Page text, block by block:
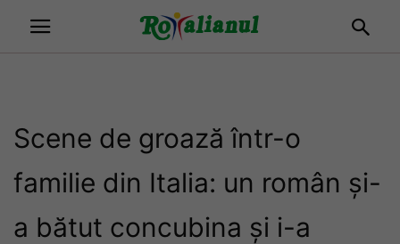
Scene de groază într-o
familie din Italia: un român și-
a bătut concubina și i-a